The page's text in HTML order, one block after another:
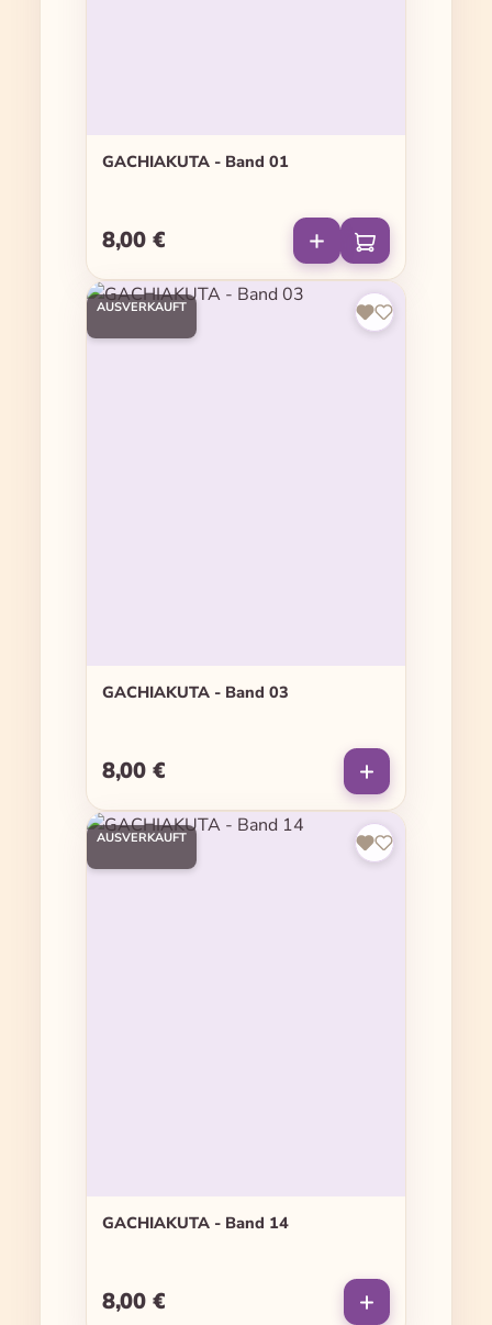
GACHIAKUTA - Band 01
Regulärer Preis:
8,00 €
AUSVERKAUFT
GACHIAKUTA - Band 03
Regulärer Preis:
8,00 €
AUSVERKAUFT
GACHIAKUTA - Band 14
Regulärer Preis:
8,00 €